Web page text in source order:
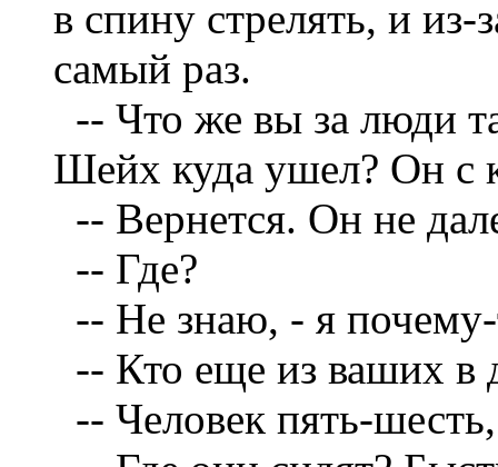
в спину стрелять, и
самый раз.
-- Что же вы за люди
Шейх куда ушел? Он с
-- Вернется. Он не
-- Где?
-- Не знаю, - я почему-
-- Кто еще из ваших в
-- Человек пять-